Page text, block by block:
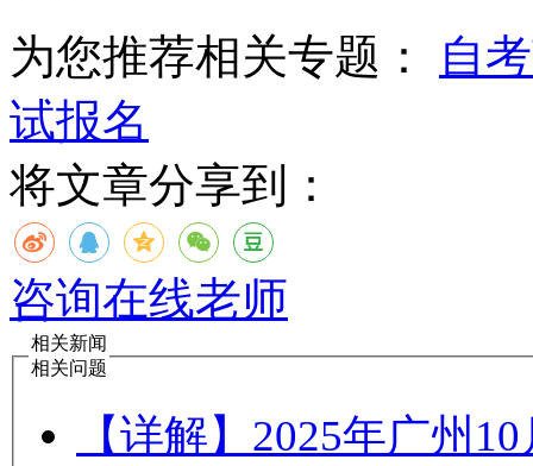
为您推荐相关专题：
自
试报名
将文章分享到：
咨询在线老师
相关新闻
相关问题
【详解】2025年广州